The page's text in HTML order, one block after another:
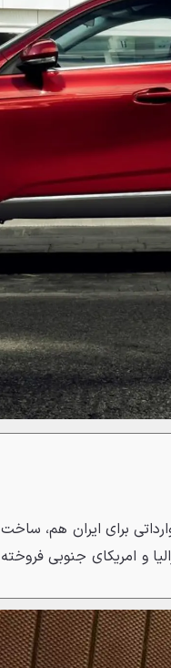
برای ایران هم، ساخت
و امریکای جنوبی فروخته